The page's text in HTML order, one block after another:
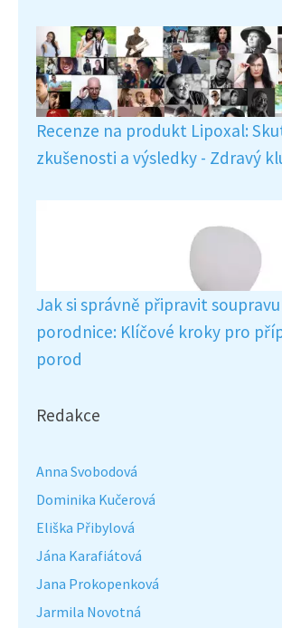
Recenze na produkt Lipoxal:
zkušenosti a výsledky - Zdravý
Jak si správně připravit
porodnice: Klíčové kroky pro
porod
Redakce
Anna Svobodová
Dominika Kučerová
Eliška Přibylová
Jána Karafiátová
Jana Prokopenková
Jarmila Novotná